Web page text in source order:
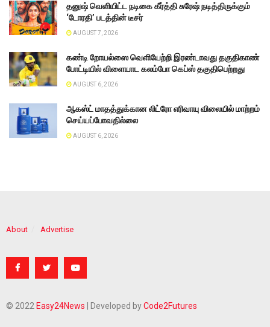
தனுஷ் வெளியிட்ட நடிகை கீர்த்தி சுரேஷ் நடித்திருக்கும்
‘டோரதி’ படத்தின் டீசர்
AUGUST 7, 2026
கண்டி றோயல்ஸை வெளியேற்றி இரண்டாவது தகுதிகாண்
போட்டியில் விளையாட கலம்போ கெப்ஸ் தகுதிபெற்றது
AUGUST 6, 2026
ஆகஸ்ட் மாதத்துக்கான லிட்ரோ எரிவாயு விலையில் மாற்றம்
செய்யப்போவதில்லை
AUGUST 6, 2026
About Advertise
© 2022 Easy24News | Developed byCode2Futures